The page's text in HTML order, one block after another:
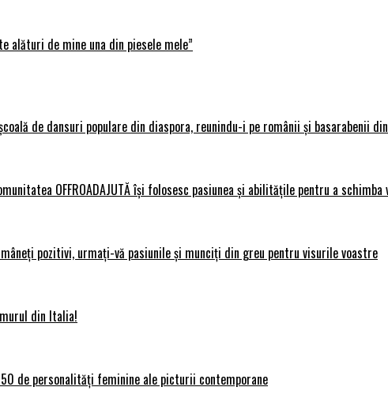
alături de mine una din piesele mele”
de dansuri populare din diaspora, reunindu-i pe românii și basarabenii
OFFROADAJUTĂ își folosesc pasiunea și abilitățile pentru a schimba
pozitivi, urmați-vă pasiunile și munciți din greu pentru visurile voastre
din Italia!
de personalități feminine ale picturii contemporane